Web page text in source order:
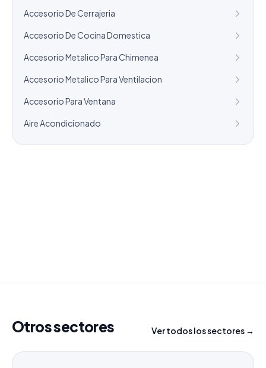
Accesorio De Cerrajeria
Accesorio De Cocina Domestica
Accesorio Metalico Para Chimenea
Accesorio Metalico Para Ventilacion
Accesorio Para Ventana
Aire Acondicionado
Otros sectores Ver todos los sectores →